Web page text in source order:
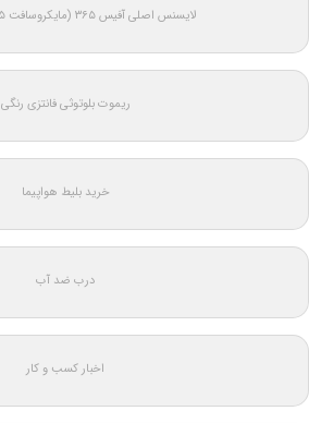
لایسنس اصلی آفیس ۳۶۵ (مایکروسافت ۳۶۵) اورجینال
ریموت بلوتوثی فانتزی رنگی
خرید بلیط هواپیما
درب ضد آب
اخبار کسب و کار